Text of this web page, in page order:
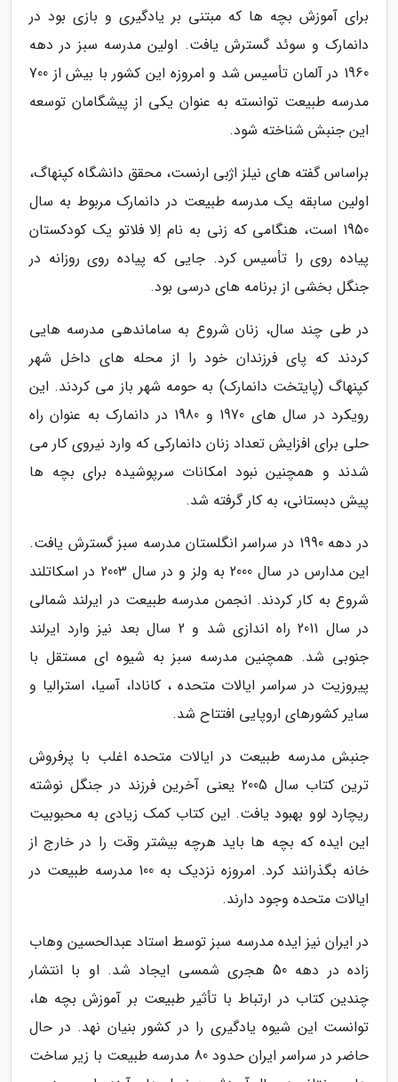
برای آموزش بچه ها که مبتنی بر یادگیری و بازی بود در
دانمارک و سوئد گسترش یافت. اولین مدرسه سبز در دهه
1960 در آلمان تأسیس شد و امروزه این کشور با بیش از 700
مدرسه طبیعت توانسته به عنوان یکی از پیشگامان توسعه
این جنبش شناخته شود.
براساس گفته های نیلز اژبی ارنست، محقق دانشگاه کپنهاگ،
اولین سابقه یک مدرسه طبیعت در دانمارک مربوط به سال
1950 است، هنگامی که زنی به نام اِلا فلاتو یک کودکستان
پیاده روی را تأسیس کرد. جایی که پیاده روی روزانه در
جنگل بخشی از برنامه های درسی بود.
در طی چند سال، زنان شروع به ساماندهی مدرسه هایی
کردند که پای فرزندان خود را از محله های داخل شهر
کپنهاگ (پایتخت دانمارک) به حومه شهر باز می کردند. این
رویکرد در سال های 1970 و 1980 در دانمارک به عنوان راه
حلی برای افزایش تعداد زنان دانمارکی که وارد نیروی کار می
شدند و همچنین نبود امکانات سرپوشیده برای بچه ها
پیش دبستانی، به کار گرفته شد.
در دهه 1990 در سراسر انگلستان مدرسه سبز گسترش یافت.
این مدارس در سال 2000 به ولز و در سال 2003 در اسکاتلند
شروع به کار کردند. انجمن مدرسه طبیعت در ایرلند شمالی
در سال 2011 راه اندازی شد و 2 سال بعد نیز وارد ایرلند
جنوبی شد. همچنین مدرسه سبز به شیوه ای مستقل با
پیروزیت در سراسر ایالات متحده ، کانادا، آسیا، استرالیا و
سایر کشورهای اروپایی افتتاح شد.
جنبش مدرسه طبیعت در ایالات متحده اغلب با پرفروش
ترین کتاب سال 2005 یعنی آخرین فرزند در جنگل نوشته
ریچارد لوو بهبود یافت. این کتاب کمک زیادی به محبوبیت
این ایده که بچه ها باید هرچه بیشتر وقت را در خارج از
خانه بگذرانند کرد. امروزه نزدیک به 100 مدرسه طبیعت در
ایالات متحده وجود دارند.
در ایران نیز ایده مدرسه سبز توسط استاد عبدالحسین وهاب
زاده در دهه 50 هجری شمسی ایجاد شد. او با انتشار
چندین کتاب در ارتباط با تأثیر طبیعت بر آموزش بچه ها،
توانست این شیوه یادگیری را در کشور بنیان نهد. در حال
حاضر در سراسر ایران حدود 80 مدرسه طبیعت با زیر ساخت